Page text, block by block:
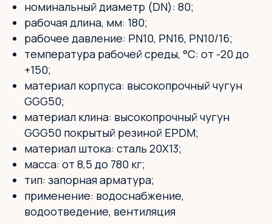
номинальный диаметр (DN): 80;
рабочая длина, мм: 180;
рабочее давление: PN10, PN16, PN10/16;
температура рабочей среды, °С: от -20 до
+150;
материал корпуса: высокопрочный чугун
GGG50;
материал клина: высокопрочный чугун
GGG50 покрытый резиной EPDM;
материал штока: сталь 20X13;
масса: от 8,5 до 780 кг;
тип: запорная арматура;
применение: водоснабжение,
водоотведение, вентиляция